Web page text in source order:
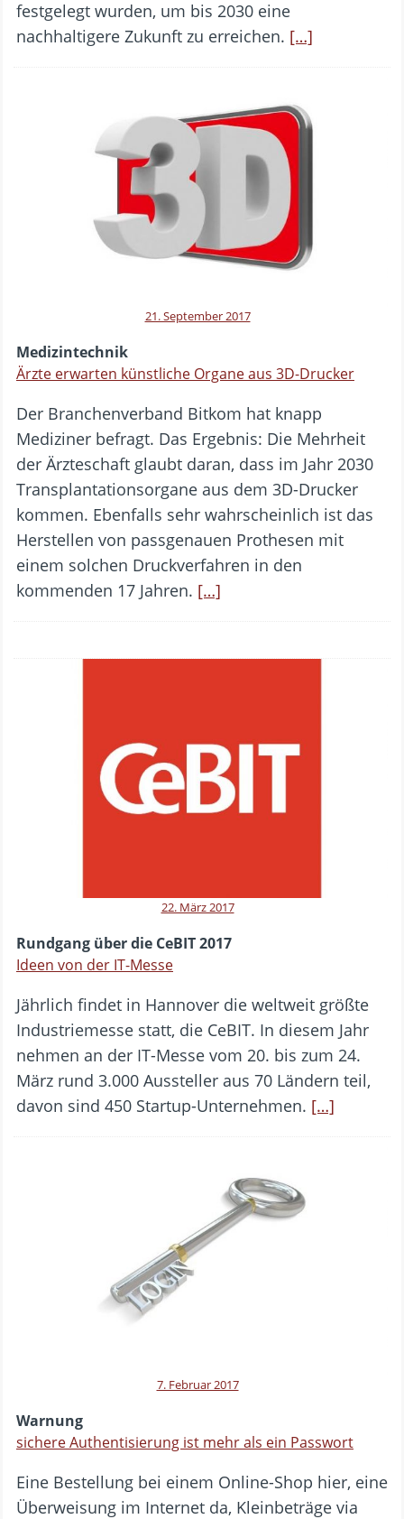
festgelegt wurden, um bis 2030 eine
nachhaltigere Zukunft zu erreichen. […]
21. September 2017
Medizintechnik
Ärzte erwarten künstliche Organe aus 3D-Drucker
Der Branchenverband Bitkom hat knapp
Mediziner befragt. Das Ergebnis: Die Mehrheit
der Ärzteschaft glaubt daran, dass im Jahr 2030
Transplantationsorgane aus dem 3D-Drucker
kommen. Ebenfalls sehr wahrscheinlich ist das
Herstellen von passgenauen Prothesen mit
einem solchen Druckverfahren in den
kommenden 17 Jahren. […]
22. März 2017
Rundgang über die CeBIT 2017
Ideen von der IT-Messe
Jährlich findet in Hannover die weltweit größte
Industriemesse statt, die CeBIT. In diesem Jahr
nehmen an der IT-Messe vom 20. bis zum 24.
März rund 3.000 Aussteller aus 70 Ländern teil,
davon sind 450 Startup-Unternehmen. […]
7. Februar 2017
Warnung
sichere Authentisierung ist mehr als ein Passwort
Eine Bestellung bei einem Online-Shop hier, eine
Überweisung im Internet da, Kleinbeträge via